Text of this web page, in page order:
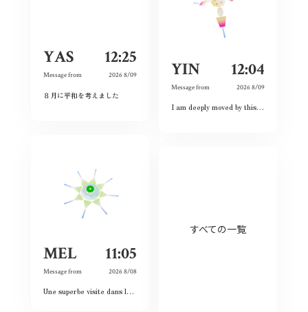
YAS 12:25
Message from 2026 8/09
８月に平和を考えました
YIN 12:04
Message from 2026 8/09
I am deeply moved by this exhibition because I have witnessed the spirit of courage and never-give-up among the land and the people. Although this city had once completely destroyed, but the people still believed the future and ordinary lives. That’s what I love this city so much and today is my second time visiting Hiroshima 🥰❤️
MEL 11:05
Message from 2026 8/08
Une superbe visite dans le passé, le présent et le futur. Les images et vidéos sont sublimes et nous rappellent l’histoire passée.
すべての一覧